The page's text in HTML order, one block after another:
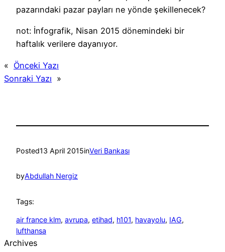
pazarındaki pazar payları ne yönde şekillenecek?
not: İnfografik, Nisan 2015 dönemindeki bir
haftalık verilere dayanıyor.
« Önceki Yazı
Sonraki Yazı »
Posted13 April 2015inVeri Bankası
byAbdullah Nergiz
Tags:
air france klm, avrupa, etihad, h101, havayolu, IAG
lufthansa
Archives